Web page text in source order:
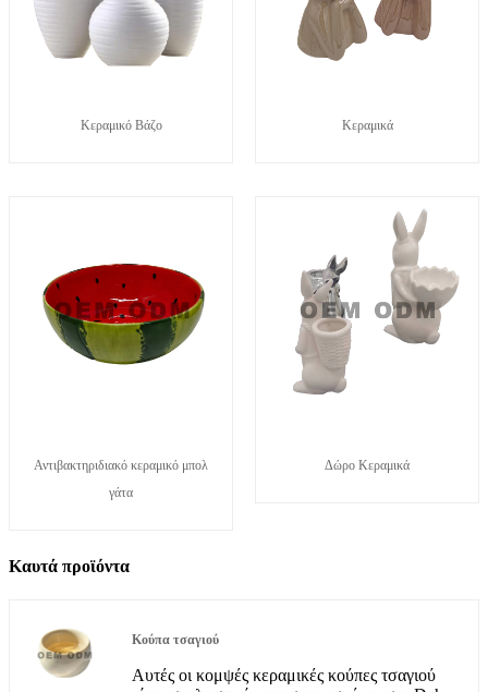
Κεραμικό Βάζο Κεραμικά
Αντιβακτηριδιακό κεραμικό μπολ
γάτα
Δώρο Κεραμικά
Καυτά προϊόντα
Κούπα τσαγιού
Αυτές οι κομψές κεραμικές κούπες τσαγιού